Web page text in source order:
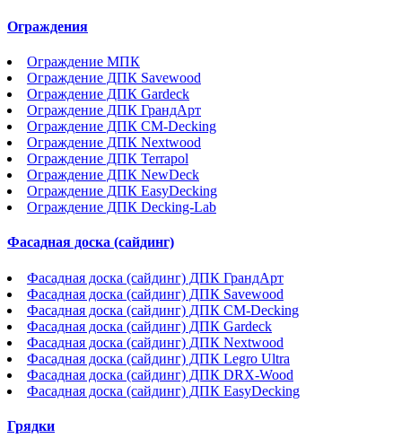
Ограждения
Ограждение МПК
Ограждение ДПК Savewood
Ограждение ДПК Gardeck
Ограждение ДПК ГрандАрт
Ограждение ДПК CM-Decking
Ограждение ДПК Nextwood
Ограждение ДПК Terrapol
Ограждение ДПК NewDeck
Ограждение ДПК EasyDecking
Ограждение ДПК Decking-Lab
Фасадная доска (сайдинг)
Фасадная доска (сайдинг) ДПК ГрандАрт
Фасадная доска (сайдинг) ДПК Savewood
Фасадная доска (сайдинг) ДПК CM-Decking
Фасадная доска (сайдинг) ДПК Gardeck
Фасадная доска (сайдинг) ДПК Nextwood
Фасадная доска (сайдинг) ДПК Legro Ultra
Фасадная доска (сайдинг) ДПК DRX-Wood
Фасадная доска (сайдинг) ДПК EasyDecking
Грядки